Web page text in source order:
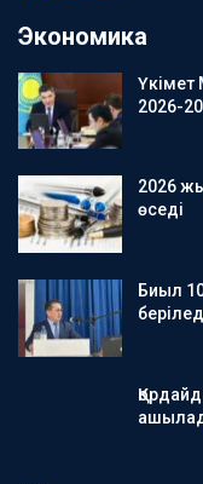
Экономика
2026-
2026
өседі
Биыл